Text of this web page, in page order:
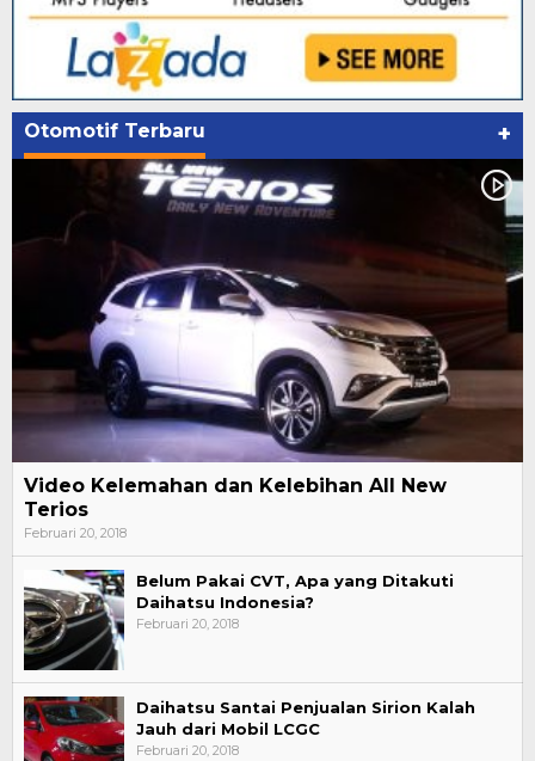
Otomotif Terbaru +
Video Kelemahan dan Kelebihan All New
Terios
Februari 20, 2018
Belum Pakai CVT, Apa yang Ditakuti
Daihatsu Indonesia?
Februari 20, 2018
Daihatsu Santai Penjualan Sirion Kalah
Jauh dari Mobil LCGC
Februari 20, 2018